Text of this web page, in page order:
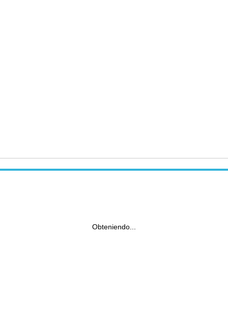
Obteniendo...